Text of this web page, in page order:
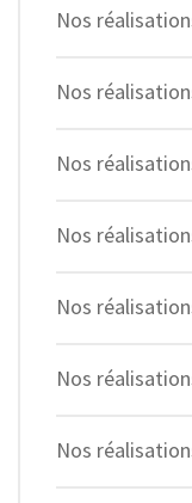
Nos
Nos
Nos
Nos
Nos
Nos
Nos